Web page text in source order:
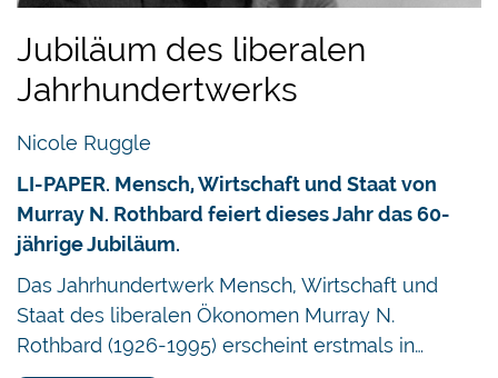
Jubiläum des liberalen
Jahrhundertwerks
Nicole Ruggle
LI-PAPER. Mensch, Wirtschaft und Staat von
Murray N. Rothbard feiert dieses Jahr das 60-
jährige Jubiläum.
Das Jahrhundertwerk Mensch, Wirtschaft und
Staat des liberalen Ökonomen Murray N.
Rothbard (1926-1995) erscheint erstmals in…